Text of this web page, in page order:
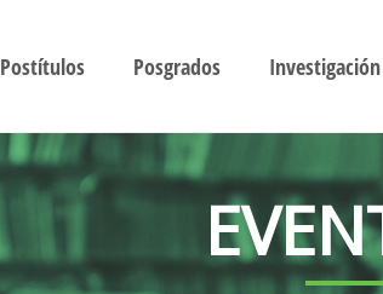
Postítulos Posgrados Investigación